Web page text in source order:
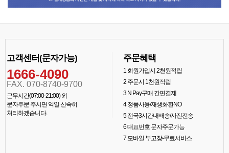
고객센터(문자가능)
1666-4090
FAX. 070-8740-9700
근무시간(07:00-21:00) 외
문자주문 주시면 익일 신속히
처리하겠습니다.
주문혜택
1회원가입시 2천원적립
2주문시 1천원적립
3N Pay구매 간편결제
4정품사용/재생화환NO
5전국3시간내배송/사진전송
6대표번호 문자주문가능
7모바일 부고장-무료서비스